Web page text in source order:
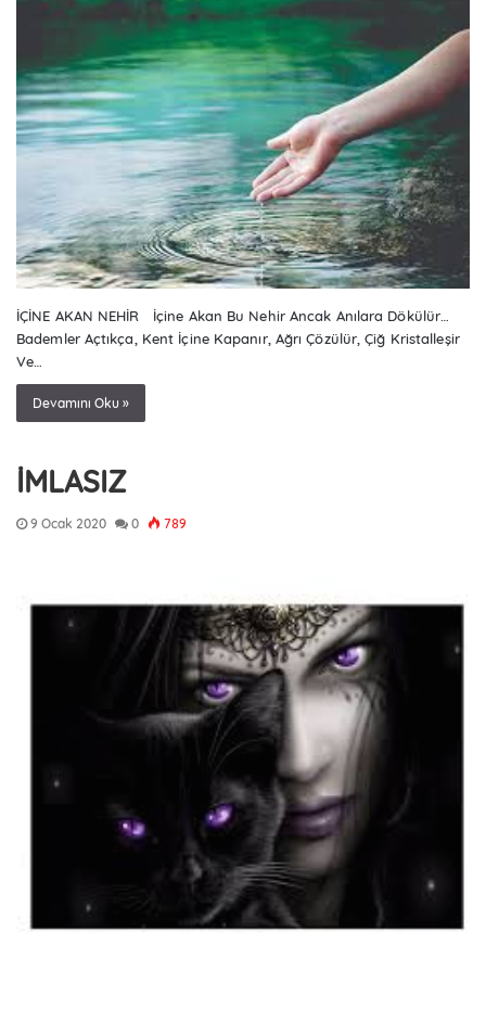
İÇİNE AKAN NEHİR İçine Akan Bu Nehir Ancak Anılara Dökülür…
Bademler Açtıkça, Kent İçine Kapanır, Ağrı Çözülür, Çiğ Kristalleşir
Ve…
Devamını Oku »
İMLASIZ
9 Ocak 2020 0 789